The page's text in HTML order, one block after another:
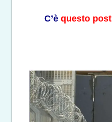
C’è questo post